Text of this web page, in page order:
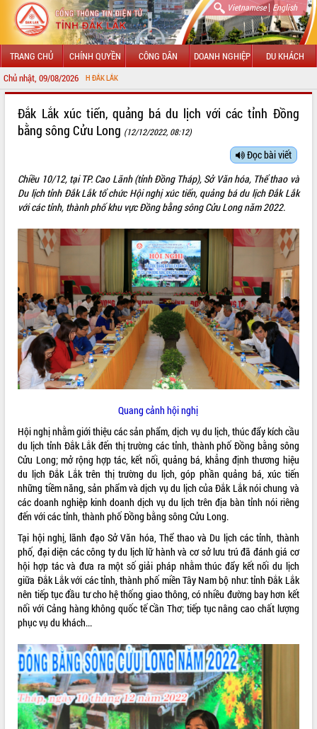
Vietnamese| English
TRANG CHỦ CHÍNH QUYỀN CÔNG DÂN DOANH NGHIỆP DU KHÁCH
Chủ nhật, 09/08/2026
GIỚI THIỆU
LÃNH ĐẠO UBND TỈNH
SỞ, BAN, NGÀNH
THÔNG TIN CHỈ ĐẠO ĐIỀU HÀNH
HỆ THỐNG VĂN BẢN
VĂN BẢN HĐND TỈNH
ĐIỂM TIN VĂN BẢN
QUY HOẠCH - KẾ HOẠCH
VIDEO
Không có file video nào để phát.
ALBUM ẢNH
Đắk Lắk xúc tiến, quảng bá du lịch với các tỉnh Đồng
bằng sông Cửu Long (12/12/2022, 08:12)
Đọc bài viết
Chiều 10/12, tại TP. Cao Lãnh (tỉnh Đồng Tháp), Sở Văn hóa, Thể thao và
Du lịch tỉnh Đắk Lắk tổ chức Hội nghị xúc tiến, quảng bá du lịch Đắk Lắk
với các tỉnh, thành phố khu vực Đồng bằng sông Cửu Long năm 2022.
Quang cảnh hội nghị
Hội nghị nhằm giới thiệu các sản phẩm, dịch vụ du lịch, thúc đẩy kích cầu
du lịch tỉnh Đắk Lắk đến thị trường các tỉnh, thành phố Đồng bằng sông
Cửu Long; mở rộng hợp tác, kết nối, quảng bá, khẳng định thương hiệu
du lịch Đắk Lắk trên thị trường du lịch, góp phần quảng bá, xúc tiến
những tiềm năng, sản phẩm và dịch vụ du lịch của Đắk Lắk nói chung và
các doanh nghiệp kinh doanh dịch vụ du lịch trên địa bàn tỉnh nói riêng
đến với các tỉnh, thành phố Đồng bằng sông Cửu Long.
Tại hội nghị, lãnh đạo Sở Văn hóa, Thể thao và Du lịch các tỉnh, thành
phố, đại diện các công ty du lịch lữ hành và cơ sở lưu trú đã đánh giá cơ
hội hợp tác và đưa ra một số giải pháp nhằm thúc đẩy kết nối du lịch
giữa Đắk Lắk với các tỉnh, thành phố miền Tây Nam bộ như: tỉnh Đắk Lắk
nên tiếp tục đầu tư cho hệ thống giao thông, có nhiều đường bay hơn kết
nối với Cảng hàng không quốc tế Cần Thơ; tiếp tục nâng cao chất lượng
phục vụ du khách...